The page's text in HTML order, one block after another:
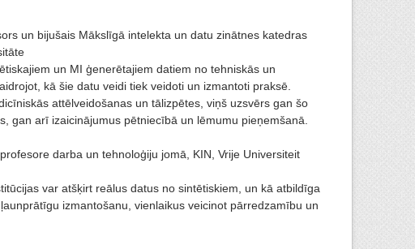
un bijušais Mākslīgā intelekta un datu zinātnes katedras
un MI ģenerētajiem datiem no tehniskās un
kā šie datu veidi tiek veidoti un izmantoti praksē.
attēlveidošanas un tālizpētes, viņš uzsvērs gan šo
gan arī izaicinājumus pētniecībā un lēmumu pieņemšanā.
darba un tehnoloģiju jomā, KIN, Vrije Universiteit
var atšķirt reālus datus no sintētiskiem, un kā atbildīga
izmantošanu, vienlaikus veicinot pārredzamību un